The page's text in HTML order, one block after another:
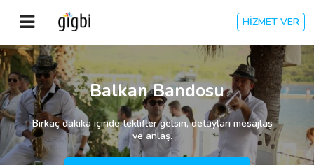
HİZMET VER
Anasayfa
Giriş Yap
Kayıt Ol
Balkan Bandosu
Birkaç dakika içinde teklifler gelsin, detayları mesajlaş
ve anlaş.